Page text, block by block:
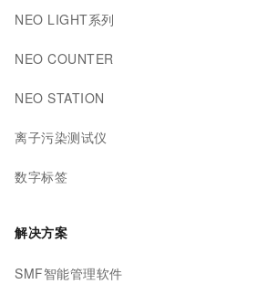
NEO LIGHT系列
NEO COUNTER
NEO STATION
离子污染测试仪
数字标签
解决方案
SMF智能管理软件